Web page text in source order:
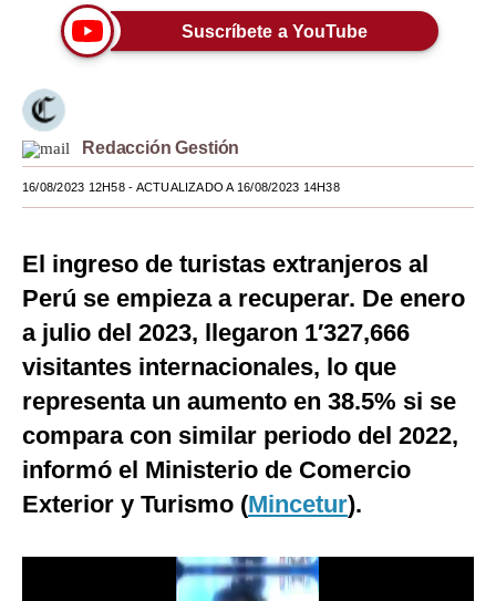
Tendencias
Lujo
Viajes
Moda
EEUU
México
España
Internacional
Tecnología
Suscríbete a YouTube
Redacción Gestión
16/08/2023 12H58- ACTUALIZADO A 16/08/2023 14H38
El ingreso de turistas extranjeros al
Perú se empieza a recuperar. De enero
a julio del 2023, llegaron 1′327,666
visitantes internacionales, lo que
representa un aumento en 38.5% si se
compara con similar periodo del 2022,
informó el Ministerio de Comercio
Exterior y Turismo (Mincetur).